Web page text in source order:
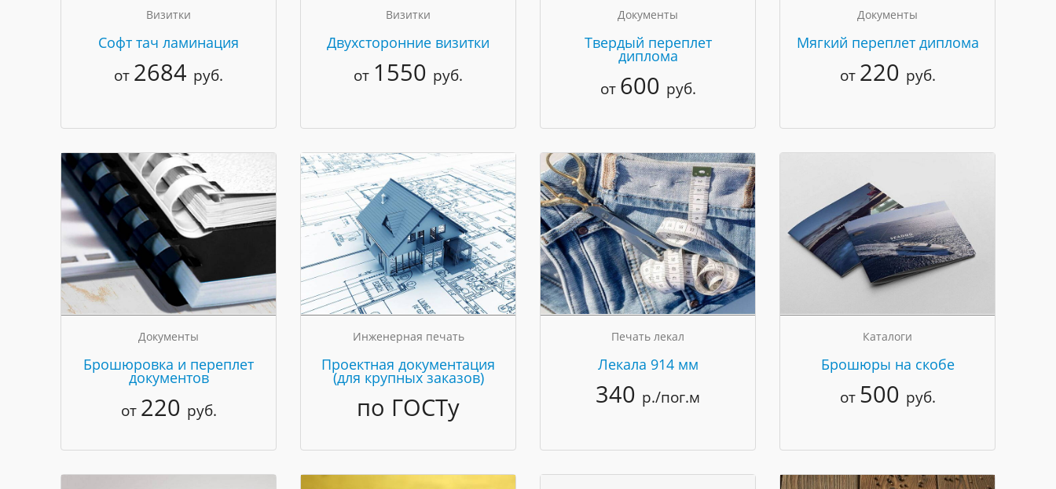
Визитки
Cофт тач ламинация
от 2684 руб.
Визитки
Двухсторонние визитки
от 1550 руб.
Документы
Твердый переплет
диплома
от 600 руб.
Документы
Мягкий переплет диплома
от 220 руб.
Документы
Брошюровка и переплет
документов
от 220 руб.
Инженерная печать
Проектная документация
(для крупных заказов)
по ГОСТу
Печать лекал
Лекала 914 мм
340 р./пог.м
Каталоги
Брошюры на скобе
от 500 руб.